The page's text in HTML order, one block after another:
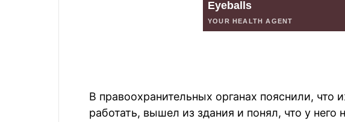
В правоохранительных органах пояснили, что
работать, вышел из здания и понял, что у него